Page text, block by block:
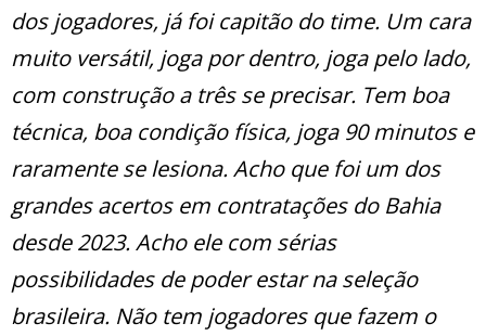
dos jogadores, já foi capitão do time. Um cara
muito versátil, joga por dentro, joga pelo lado,
com construção a três se precisar. Tem boa
técnica, boa condição física, joga 90 minutos e
raramente se lesiona. Acho que foi um dos
grandes acertos em contratações do Bahia
desde 2023. Acho ele com sérias
possibilidades de poder estar na seleção
brasileira. Não tem jogadores que fazem o